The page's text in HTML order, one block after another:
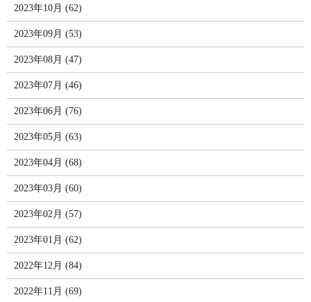
2023年10月 (62)
2023年09月 (53)
2023年08月 (47)
2023年07月 (46)
2023年06月 (76)
2023年05月 (63)
2023年04月 (68)
2023年03月 (60)
2023年02月 (57)
2023年01月 (62)
2022年12月 (84)
2022年11月 (69)